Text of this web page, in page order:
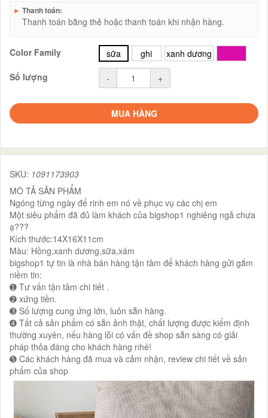
► Thanh toán:
Thanh toán bằng thẻ hoặc thanh toán khi nhận hàng.
Color Family sữa ghi xanh dương
Số lượng
- +
MUA HÀNG
SKU: 1091173903
MÔ TẢ SẢN PHẨM
Ngóng từng ngày để rinh em nó về phục vụ các chị em
Một siêu phẩm đã đủ làm khách của bigshop1 nghiêng ngả chưa
ạ???
Kích thước:14X16X11cm
Màu: Hồng,xanh dương,sữa,xám
bigshop1 tự tin là nhà bán hàng tận tâm để khách hàng gửi gắm
niềm tin:
➊ Tư vấn tận tâm chi tiết .
➋ xứng tiền.
➌ Số lượng cung ứng lớn, luôn sẵn hàng.
➍ Tất cả sản phẩm có sẵn ảnh thật, chất lượng được kiểm định
thường xuyên, nếu hàng lỗi có vấn đề shop sẵn sàng có giải
pháp thỏa đáng cho khách hàng nhé!
➎ Các khách hàng đã mua và cảm nhận, review chi tiết về sản
phẩm của shop